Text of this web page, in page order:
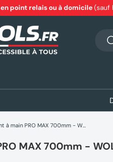
point relais ou à domicile(sauf
Serre joint à main PRO MAX 700mm - WOLFCRAFT - 3073000
MAX 700mm -